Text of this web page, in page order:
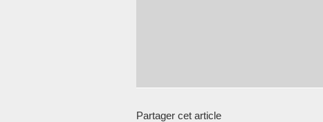
Partager cet article